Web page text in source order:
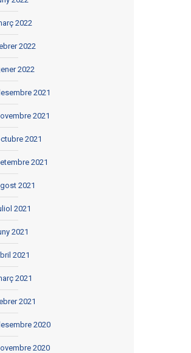
2022
2022
2022
2021
2021
2021
2021
2021
2021
2021
2021
2021
2021
2020
2020